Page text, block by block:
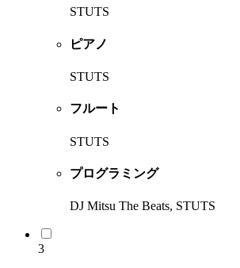
STUTS
ピアノ
STUTS
フルート
STUTS
プログラミング
DJ Mitsu The Beats, STUTS
3